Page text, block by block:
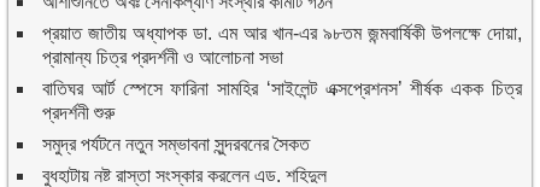
প্রয়াত জাতীয় অধ্যাপক ডা. এম আর খান-এর ৯৮তম জন্মবার্ষিকী উপলক্ষে দোয়া,
প্রামান্য চিত্র প্রদর্শনী ও আলোচনা সভা
বাতিঘর আর্ট স্পেসে ফারিনা সামহির ‘সাইলেন্ট এক্সপ্রেশনস’ শীর্ষক একক চিত্র
প্রদর্শনী শুরু
সমুদ্র পর্যটনে নতুন সম্ভাবনা সুন্দরবনের সৈকত
বুধহাটায় নষ্ট রাস্তা সংস্কার করলেন এড. শহিদুল